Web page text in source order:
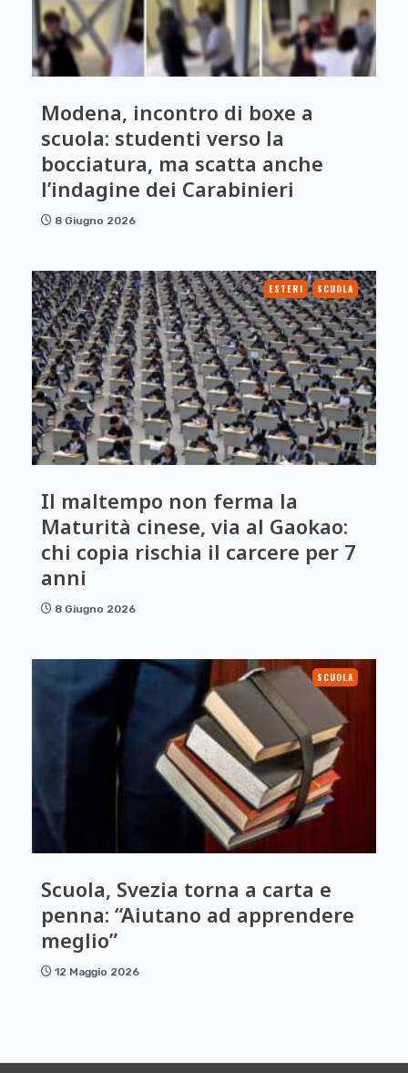
Modena, incontro di boxe a
scuola: studenti verso la
bocciatura, ma scatta anche
l’indagine dei Carabinieri
8 Giugno 2026
ESTERI SCUOLA
Il maltempo non ferma la
Maturità cinese, via al Gaokao:
chi copia rischia il carcere per 7
anni
8 Giugno 2026
SCUOLA
Scuola, Svezia torna a carta e
penna: “Aiutano ad apprendere
meglio”
12 Maggio 2026